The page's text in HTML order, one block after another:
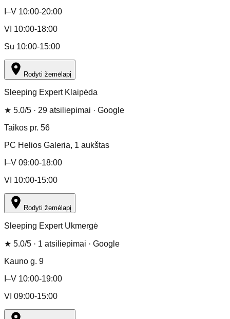
I–V 10:00-20:00
VI 10:00-18:00
Su 10:00-15:00
Rodyti žemėlapį
Sleeping Expert Klaipėda
★ 5.0/5 · 29 atsiliepimai · Google
Taikos pr. 56
PC Helios Galeria, 1 aukštas
I–V 09:00-18:00
VI 10:00-15:00
Rodyti žemėlapį
Sleeping Expert Ukmergė
★ 5.0/5 · 1 atsiliepimai · Google
Kauno g. 9
I–V 10:00-19:00
VI 09:00-15:00